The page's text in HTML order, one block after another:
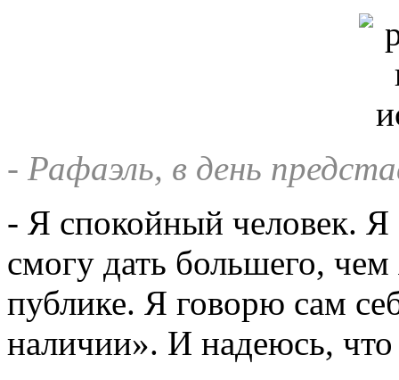
- Рафаэль, в день
- Я спокойный человек. Я
смогу дать большего,
публике. Я говорю сам
наличии». И надеюсь,